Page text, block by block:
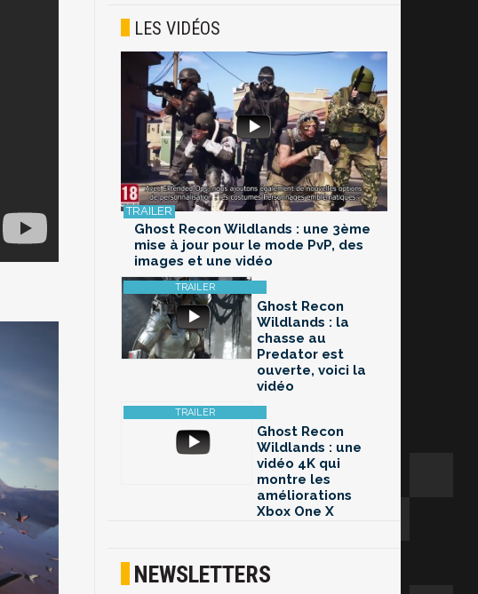
LES VIDÉOS
Ghost Recon Wildlands : une 3ème
mise à jour pour le mode PvP, des
images et une vidéo
Ghost Recon
Wildlands : la
chasse au
Predator est
ouverte, voici la
vidéo
Ghost Recon
Wildlands : une
vidéo 4K qui
montre les
améliorations
Xbox One X
NEWSLETTERS